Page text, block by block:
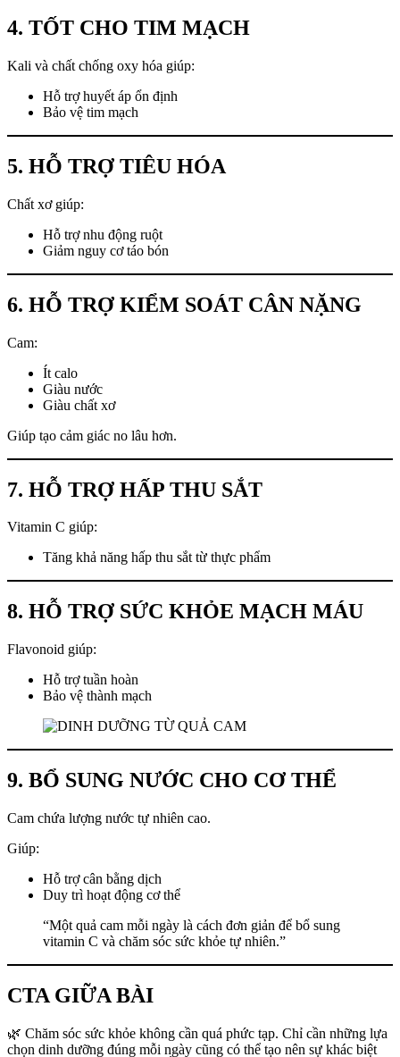
4. TỐT CHO TIM MẠCH
Kali và chất chống oxy hóa giúp:
Hỗ trợ huyết áp ổn định
Bảo vệ tim mạch
5. HỖ TRỢ TIÊU HÓA
Chất xơ giúp:
Hỗ trợ nhu động ruột
Giảm nguy cơ táo bón
6. HỖ TRỢ KIỂM SOÁT CÂN NẶNG
Cam:
Ít calo
Giàu nước
Giàu chất xơ
Giúp tạo cảm giác no lâu hơn.
7. HỖ TRỢ HẤP THU SẮT
Vitamin C giúp:
Tăng khả năng hấp thu sắt từ thực phẩm
8. HỖ TRỢ SỨC KHỎE MẠCH MÁU
Flavonoid giúp:
Hỗ trợ tuần hoàn
Bảo vệ thành mạch
9. BỔ SUNG NƯỚC CHO CƠ THỂ
Cam chứa lượng nước tự nhiên cao.
Giúp:
Hỗ trợ cân bằng dịch
Duy trì hoạt động cơ thể
“Một quả cam mỗi ngày là cách đơn giản để bổ sung
vitamin C và chăm sóc sức khỏe tự nhiên.”
CTA GIỮA BÀI
🌿 Chăm sóc sức khỏe không cần quá phức tạp. Chỉ cần những lựa
chọn dinh dưỡng đúng mỗi ngày cũng có thể tạo nên sự khác biệt